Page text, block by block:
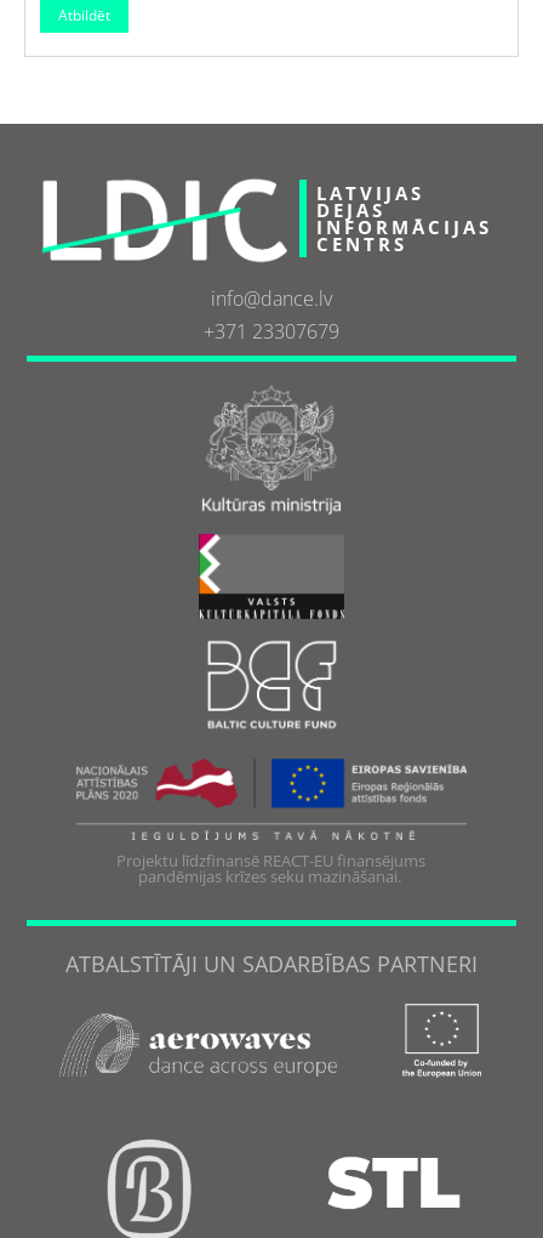
LATVIJAS
DEJAS
INFORMĀCIJAS
CENTRS
info@dance.lv
+371 23307679
Projektu līdzfinansē REACT-EU finansējums
pandēmijas krīzes seku mazināšanai.
ATBALSTĪTĀJI UN SADARBĪBAS PARTNERI